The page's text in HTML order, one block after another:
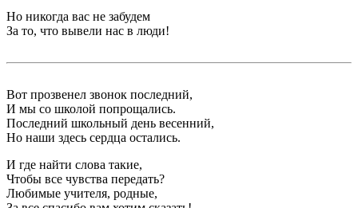
Но никогда вас не забудем
За то, что вывели нас в люди!
Вот прозвенел звонок последний,
И мы со школой попрощались.
Последний школьный день весенний,
Но наши здесь сердца остались.
И где найти слова такие,
Чтобы все чувства передать?
Любимые учителя, родные,